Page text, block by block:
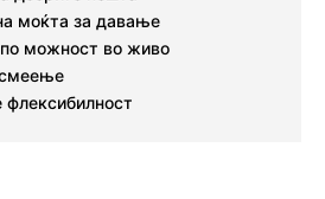
моќта за давање
можност во живо